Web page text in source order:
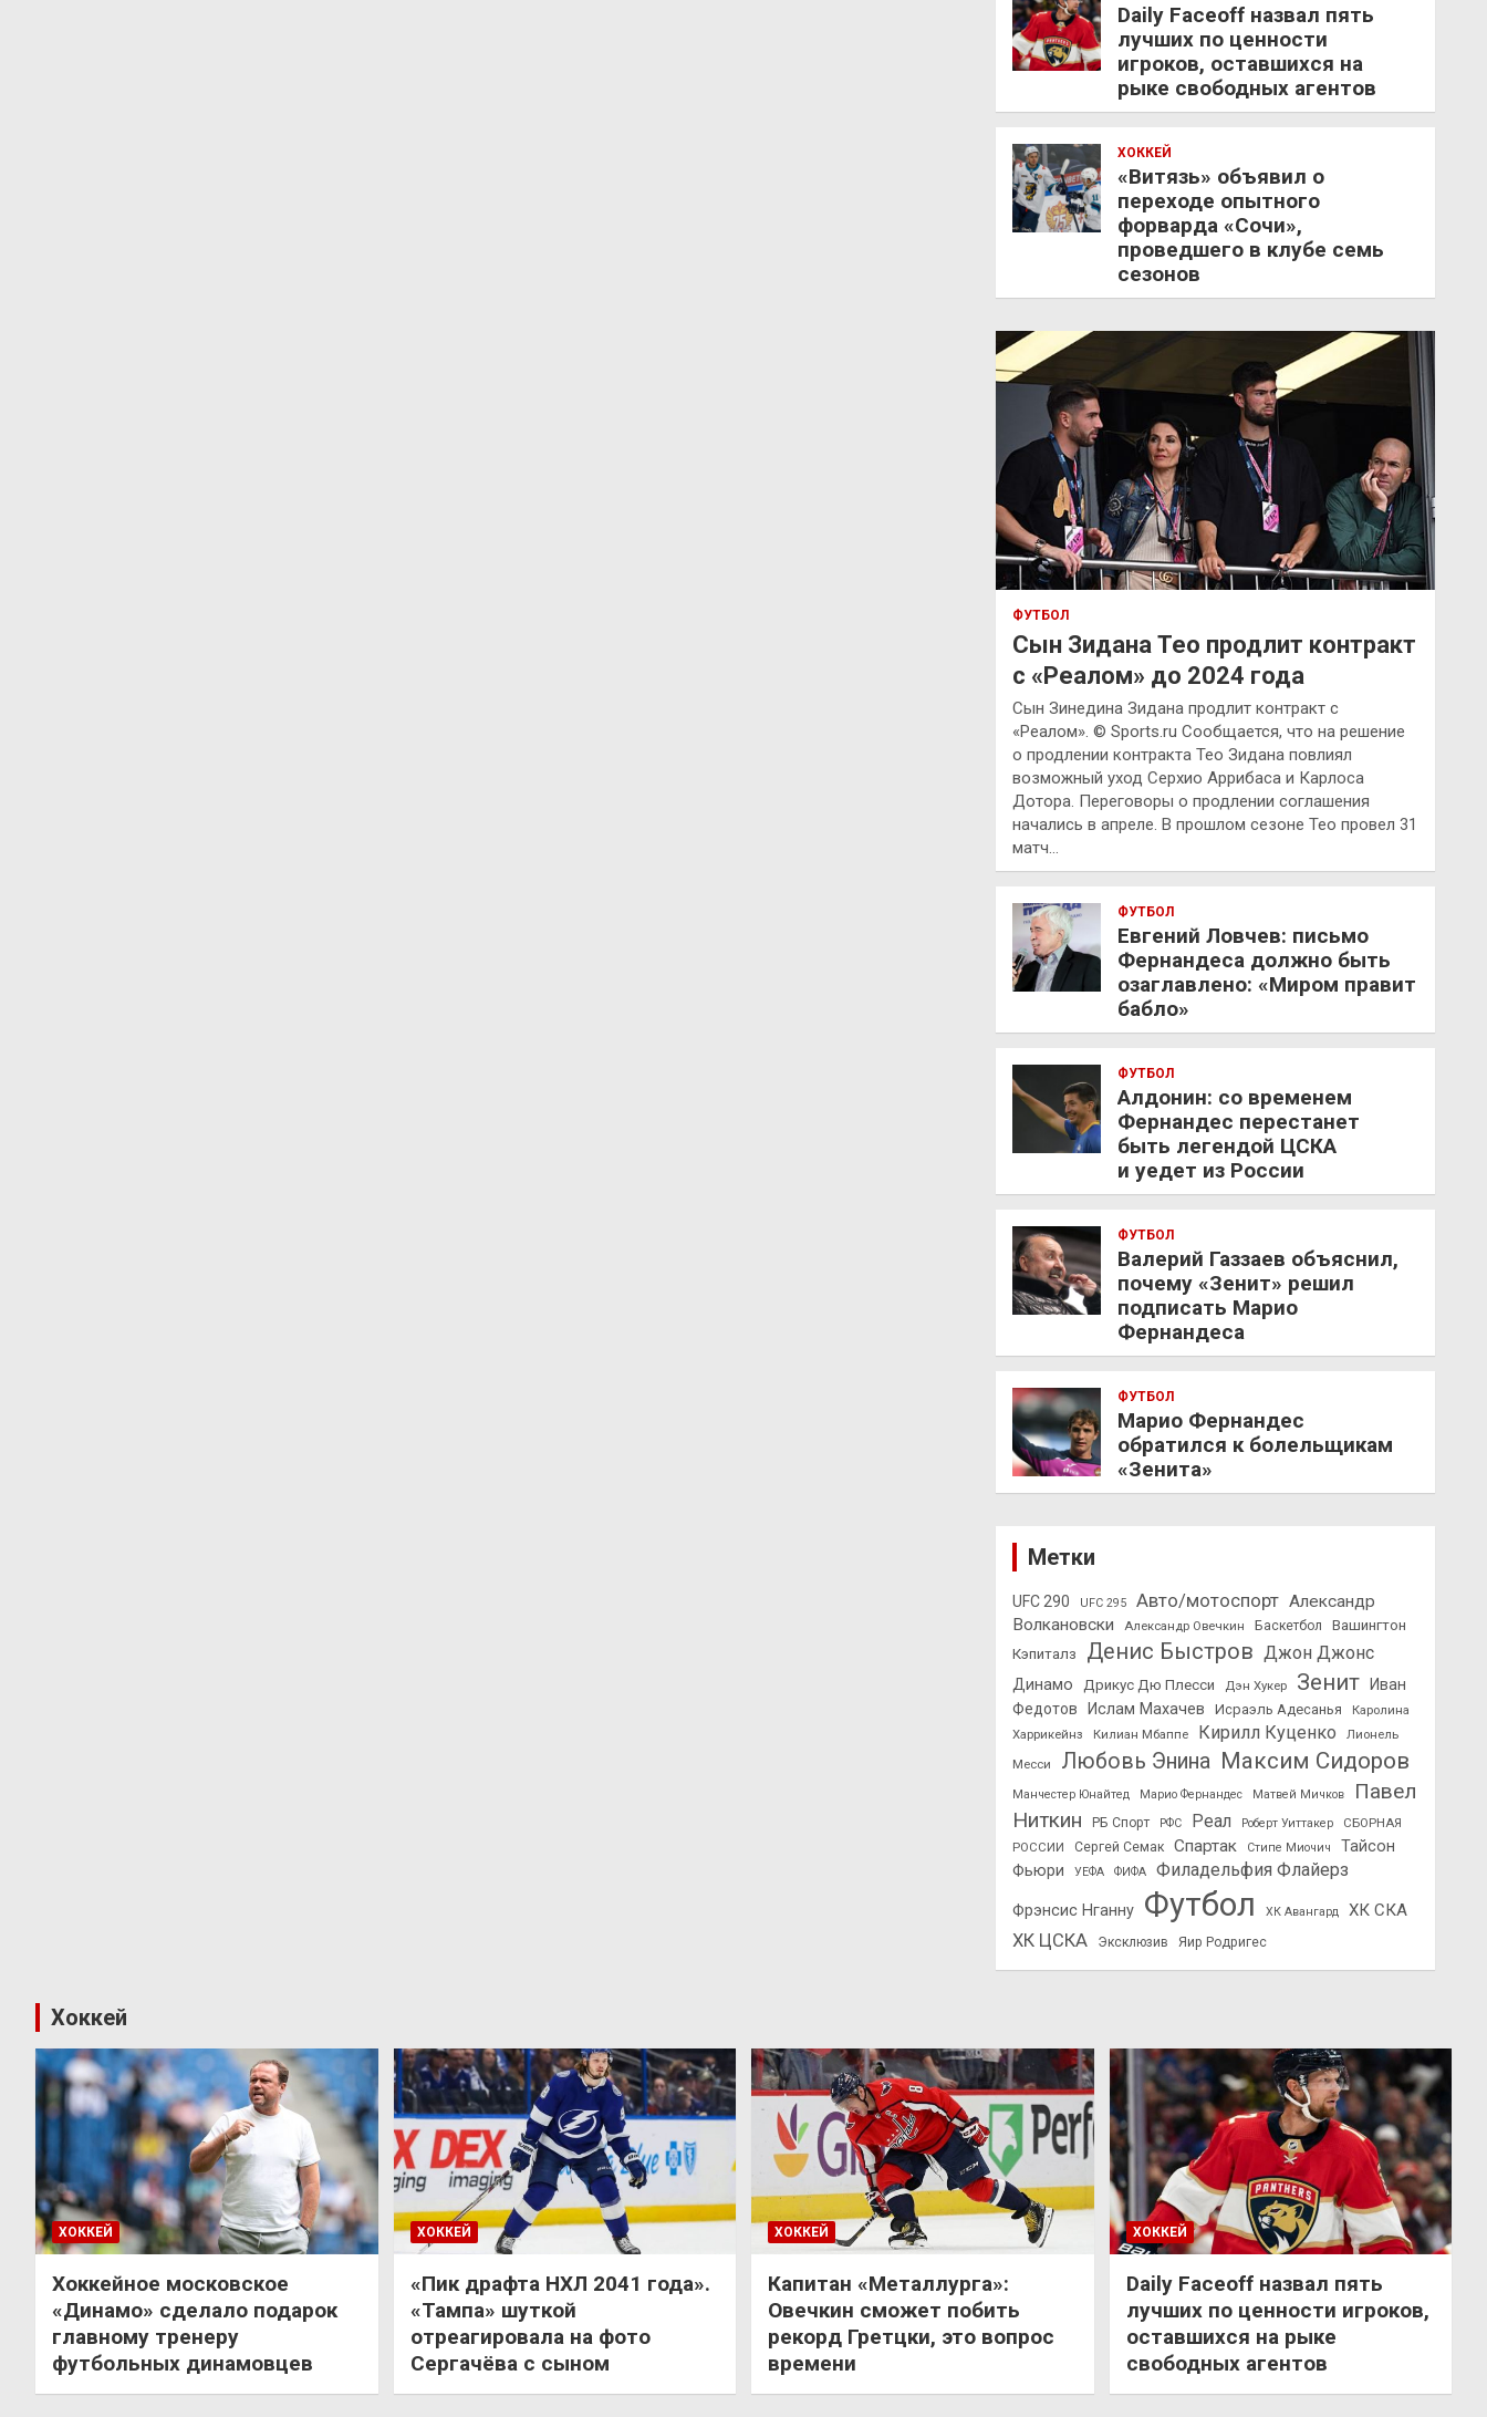
Daily Faceoff назвал пять
лучших по ценности
игроков, оставшихся на
рыке свободных агентов
ХОККЕЙ
«Витязь» объявил о
переходе опытного
форварда «Сочи»,
проведшего в клубе семь
сезонов
ФУТБОЛ
Сын Зидана Тео продлит контракт
с «Реалом» до 2024 года
Сын Зинедина Зидана продлит контракт с
«Реалом». © Sports.ru Сообщается, что на решение
о продлении контракта Тео Зидана повлиял
возможный уход Серхио Аррибаса и Карлоса
Дотора. Переговоры о продлении соглашения
начались в апреле. В прошлом сезоне Тео провел 31
матч…
ФУТБОЛ
Евгений Ловчев: письмо
Фернандеса должно быть
озаглавлено: «Миром правит
бабло»
ФУТБОЛ
Алдонин: со временем
Фернандес перестанет
быть легендой ЦСКА
и уедет из России
ФУТБОЛ
Валерий Газзаев объяснил,
почему «Зенит» решил
подписать Марио
Фернандеса
ФУТБОЛ
Марио Фернандес
обратился к болельщикам
«Зенита»
Метки
UFC 290 UFC 295 Авто/мотоспорт Александр
Волкановски
Александр Овечкин Баскетбол
Вашингтон
Кэпиталз
Денис Быстров Джон Джонс
Динамо Дрикус Дю Плесси Дэн Хукер Зенит
Иван
Федотов
Ислам Махачев Исраэль Адесанья
Каролина
Харрикейнз
Килиан Мбаппе Кирилл Куценко
Лионель
Месси
Любовь Энина Максим Сидоров
Манчестер Юнайтед Марио Фернандес Матвей Мичков
Павел
Ниткин
РБ Спорт РФС Реал Роберт Уиттакер
СБОРНАЯ
РОССИИ
Сергей Семак Спартак Стипе Миочич
Тайсон
Фьюри
УЕФА ФИФА Филадельфия Флайерз
Фрэнсис Нганну Футбол ХК Авангард ХК СКА
ХК ЦСКА Эксклюзив Яир Родригес
Хоккей
ХОККЕЙ
Хоккейное московское
«Динамо» сделало подарок
главному тренеру
футбольных динамовцев
ХОККЕЙ
«Пик драфта НХЛ 2041 года».
«Тампа» шуткой
отреагировала на фото
Сергачёва с сыном
ХОККЕЙ
Капитан «Металлурга»:
Овечкин сможет побить
рекорд Гретцки, это вопрос
времени
ХОККЕЙ
Daily Faceoff назвал пять
лучших по ценности игроков,
оставшихся на рыке
свободных агентов